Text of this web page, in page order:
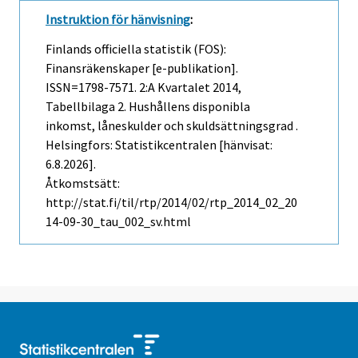
Instruktion för hänvisning:
Finlands officiella statistik (FOS):
Finansräkenskaper [e-publikation].
ISSN=1798-7571. 2:a Kvartalet 2014,
Tabellbilaga 2. Hushållens disponibla
inkomst, låneskulder och skuldsättningsgrad .
Helsingfors: Statistikcentralen [hänvisat:
6.8.2026].
Åtkomstsätt:
http://stat.fi/til/rtp/2014/02/rtp_2014_02_20
14-09-30_tau_002_sv.html